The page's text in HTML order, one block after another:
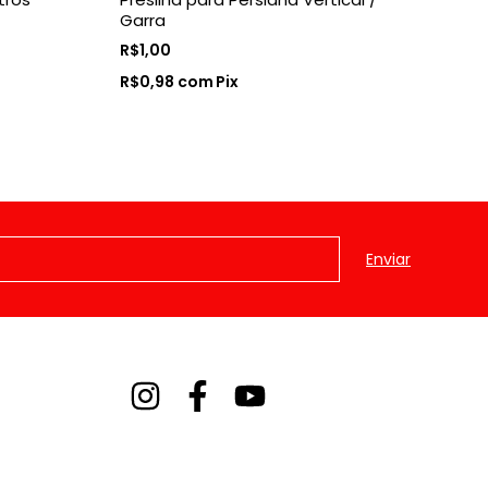
Garra
R$1,00
R$0,98 com Pix